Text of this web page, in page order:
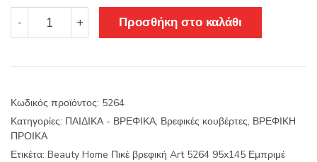
10.00€.είναι:
8.00€.
-
Beauty
Home
95x145
Εμπριμέ
ποσότητα
+ Προσθήκη στο καλάθι
Κωδικός προϊόντος: 5264
Κατηγορίες: ΠΑΙΔΙΚΑ - ΒΡΕΦΙΚΑ, Βρεφικές κουβέρτες, ΒΡΕΦΙΚΗ
ΠΡΟΙΚΑ
Ετικέτα: Beauty Home Πικέ βρεφική Art 5264 95x145 Εμπριμέ